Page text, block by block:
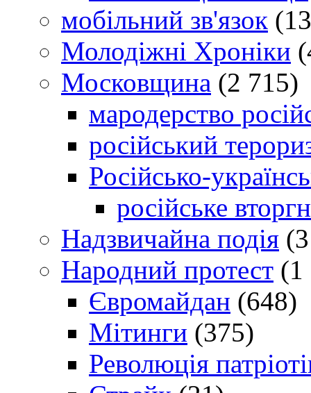
мобільний зв'язок
Молодіжні Хроніки
Московщина (2 715)
мародерство
російський
Російсько-
російське
Надзвичайна подія
Народний протест (1
Євромайдан (648)
Мітинги (375)
Революція